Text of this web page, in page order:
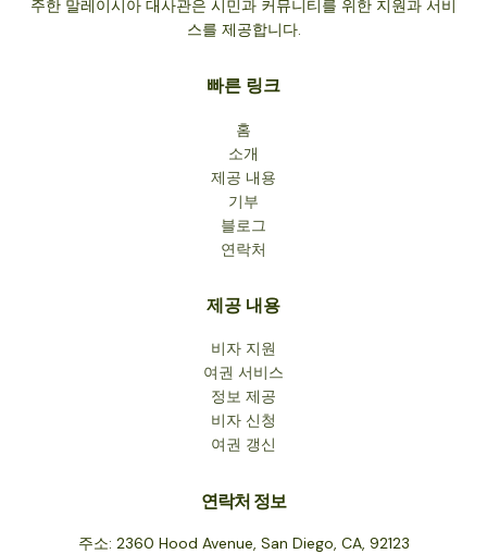
장
주한 말레이시아 대사관은 시민과 커뮤니티를 위한 지원과 서비
스를 제공합니다.
빠른 링크
홈
소개
제공 내용
기부
블로그
연락처
제공 내용
비자 지원
여권 서비스
정보 제공
비자 신청
여권 갱신
연락처 정보
주소: 2360 Hood Avenue, San Diego, CA, 92123